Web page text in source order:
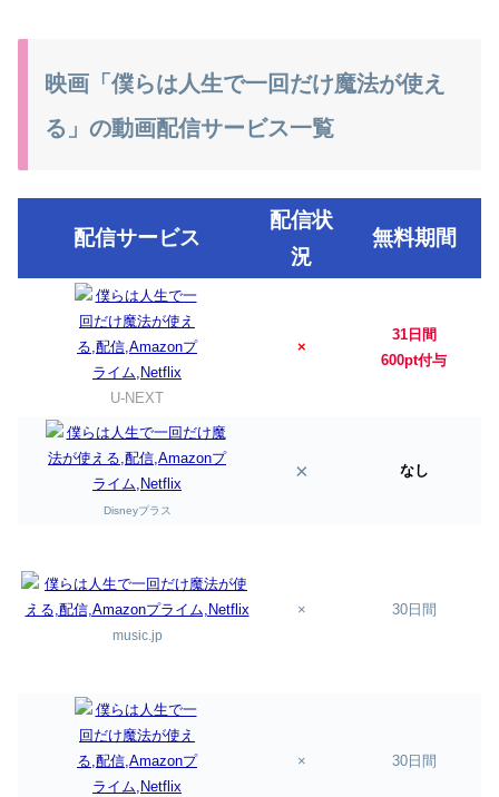
映画「僕らは人生で一回だけ魔法が使え
る」の動画配信サービス一覧
配信サービス
配信状
況
無料期間
U-NEXT
×
31日間
600pt付与
Disneyプラス
× なし
music.jp
× 30日間
× 30日間